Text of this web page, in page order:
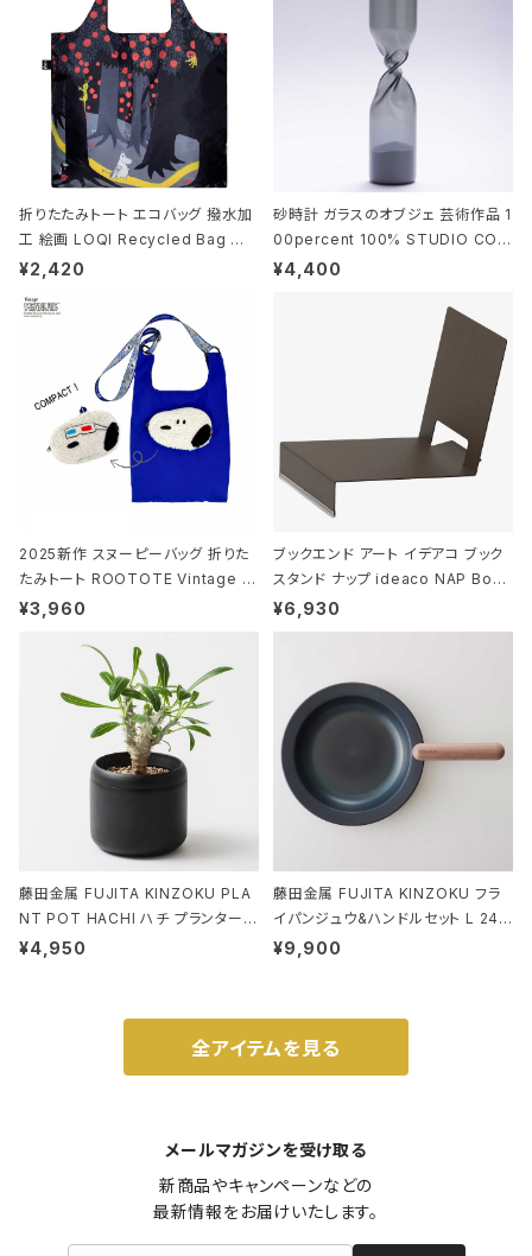
折りたたみトート エコバッグ 撥水加
工 絵画 LOQI Recycled Bag ロ
ーキー 大きめ トートバッグ MOOMI
¥2,420
砂時計 ガラスのオブジェ 芸術作品 1
00percent 100% STUDIO COH
AKU Timeless 100パーセント ス
¥4,400
2025新作 スヌーピーバッグ 折りた
たみトート ROOTOTE Vintage P
EANUTS ROO-shopper mid 84
ド.ピーナッツ-0P 3Dグラス
¥3,960
ブックエンド アート イデアコ ブック
スタンド ナップ ideaco NAP Book
stand ブラウン
¥6,930
藤田金属 FUJITA KINZOKU PLA
NT POT HACHI ハチ プランターポ
ット 3号 ブラック
¥4,950
藤田金属 FUJITA KINZOKU フラ
イパンジュウ&ハンドルセット L 24c
m ガス火・IH対応 鉄フライパン ウォ
¥9,900
全アイテムを見る
メールマガジンを受け取る
新商品やキャンペーンなどの
最新情報をお届けいたします。